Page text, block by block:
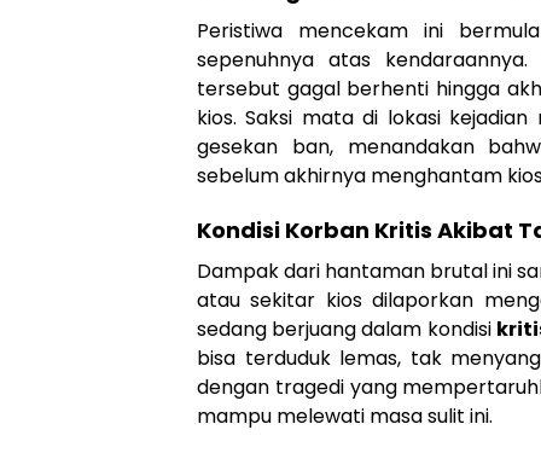
Peristiwa mencekam ini
sepenuhnya atas kendaraannya.
tersebut gagal berhenti hingga
kios. Saksi mata di lokasi
gesekan ban, menandakan
sebelum akhirnya menghantam
Kondisi Korban Kritis Akibat
Dampak dari hantaman brutal ini
atau sekitar kios dilaporkan
sedang berjuang dalam kondisi
bisa terduduk lemas, tak
dengan tragedi yang
mampu melewati masa sulit ini.